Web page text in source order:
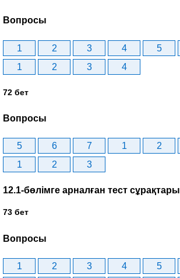
Вопросы
1 2 3 4 5
1
2 3 4
72 бет
Вопросы
5 6 7 1 2
1
2 3
12.1-бөлімге арналған тест сұрақтары
73 бет
Вопросы
1 2 3 4 5